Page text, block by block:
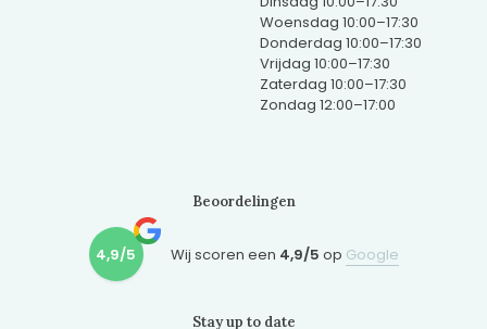
Woensdag 10:00–17:30
Donderdag 10:00–17:30
Vrijdag 10:00–17:30
Zaterdag 10:00–17:30
Zondag 12:00–17:00
Beoordelingen
4,9/5 Wij scoren een 4,9/5 op Google
Stay up to date